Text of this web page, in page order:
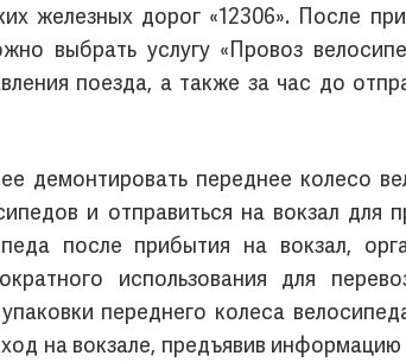
железных дорог «12306». После
выбрать услугу «Провоз
поезда, а также за час до
демонтировать переднее колесо
и отправиться на вокзал
после прибытия на вокзал,
использования для
переднего колеса
на вокзале, предъявив